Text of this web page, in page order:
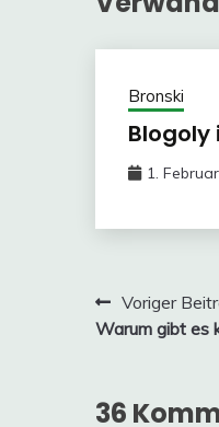
Bronski
1.
Voriger
Warum gibt es
36